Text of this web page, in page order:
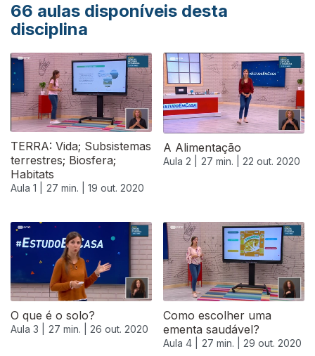
66 aulas disponíveis desta
disciplina
TERRA: Vida; Subsistemas
terrestres; Biosfera;
Habitats
Aula 1 | 27 min. | 19 out. 2020
A Alimentação
Aula 2 | 27 min. | 22 out. 2020
O que é o solo?
Aula 3 | 27 min. | 26 out. 2020
Como escolher uma
ementa saudável?
Aula 4 | 27 min. | 29 out. 2020